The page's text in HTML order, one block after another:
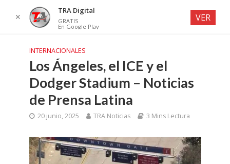
INTERNACIONALES
Los Ángeles, el ICE y el
Dodger Stadium – Noticias
de Prensa Latina
20 junio, 2025 TRA Noticias 3 Mins Lectura
✕
TRA Digital
GRATIS
En Google Play
VER